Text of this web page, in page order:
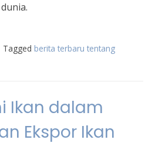
Tagged berita terbaru tentang
Ikan dalam
Ekspor Ikan